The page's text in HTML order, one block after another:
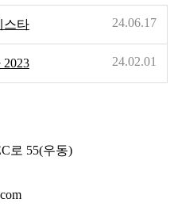
스타 24.06.17
24.02.01
로 55(우동)